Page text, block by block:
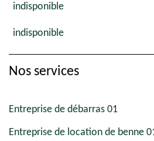
indisponible
indisponible
Nos services
Entreprise de débarras 01
Entreprise de location de benne